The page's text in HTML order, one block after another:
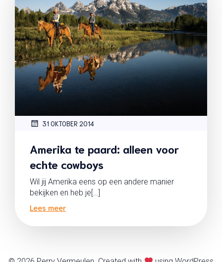
31 OKTOBER 2014
Amerika te paard: alleen voor
echte cowboys
Wil jij Amerika eens op een andere manier
bekijken en heb je[…]
Lees meer